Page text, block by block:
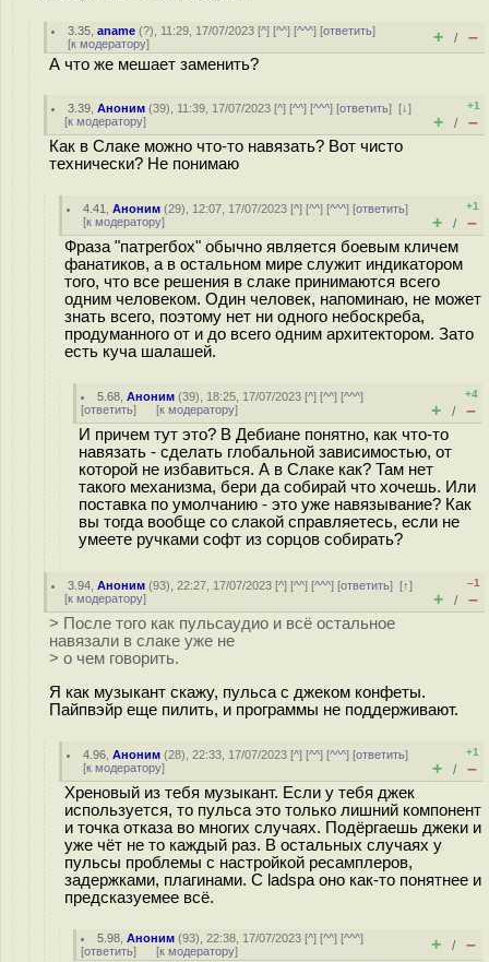
3.35 ,aname (?), 11:29, 17/07/2023 [^] [^^] [^^^] [ответить]
[к модератору] + / –
А что же мешает заменить?
3.39 ,Аноним (39), 11:39, 17/07/2023 [^] [^^] [^^^] [ответить][↓]
[к модератору]
+1
+ / –
Как в Слаке можно что-то навязать? Вот чисто
технически? Не понимаю
4.41 ,Аноним (29), 12:07, 17/07/2023 [^] [^^] [^^^] [ответить]
[к модератору]
+1
+ / –
Фраза "патрегбох" обычно является боевым кличем
фанатиков, а в остальном мире служит индикатором
того, что все решения в слаке принимаются всего
одним человеком. Один человек, напоминаю, не может
знать всего, поэтому нет ни одного небоскреба,
продуманного от и до всего одним архитектором. Зато
есть куча шалашей.
5.68 ,Аноним (39), 18:25, 17/07/2023 [^] [^^] [^^^]
[ответить] [к модератору]
+4
+ / –
И причем тут это? В Дебиане понятно, как что-то
навязать - сделать глобальной зависимостью, от
которой не избавиться. А в Слаке как? Там нет
такого механизма, бери да собирай что хочешь. Или
поставка по умолчанию - это уже навязывание? Как
вы тогда вообще со слакой справляетесь, если не
умеете ручками софт из сорцов собирать?
3.94 ,Аноним (93), 22:27, 17/07/2023 [^] [^^] [^^^] [ответить][↑]
[к модератору]
–1
+ / –
> После того как пульсаудио и всё остальное
навязали в слаке уже не
> о чем говорить.
Я как музыкант скажу, пульса с джеком конфеты.
Пайпвэйр еще пилить, и программы не поддерживают.
4.96 ,Аноним (28), 22:33, 17/07/2023 [^] [^^] [^^^] [ответить]
[к модератору]
+1
+ / –
Хреновый из тебя музыкант. Если у тебя джек
используется, то пульса это только лишний компонент
и точка отказа во многих случаях. Подёргаешь джеки и
уже чёт не то каждый раз. В остальных случаях у
пульсы проблемы с настройкой ресамплеров,
задержками, плагинами. С ladspa оно как-то понятнее и
предсказуемее всё.
5.98 ,Аноним (93), 22:38, 17/07/2023 [^] [^^] [^^^]
[ответить] [к модератору] + / –